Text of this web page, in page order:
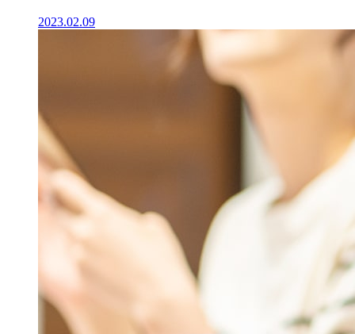
2023.02.09